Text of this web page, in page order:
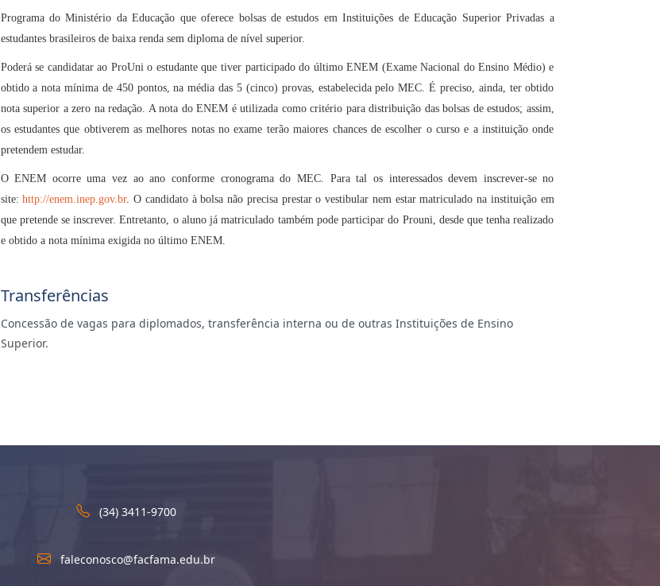
Programa do Ministério da Educação que oferece bolsas de estudos em Instituições de Educação Superior Privadas a
estudantes brasileiros de baixa renda sem diploma de nível superior.
Poderá se candidatar ao ProUni o estudante que tiver participado do último ENEM (Exame Nacional do Ensino Médio) e
obtido a nota mínima de 450 pontos, na média das 5 (cinco) provas, estabelecida pelo MEC. É preciso, ainda, ter obtido
nota superior a zero na redação. A nota do ENEM é utilizada como critério para distribuição das bolsas de estudos; assim,
os estudantes que obtiverem as melhores notas no exame terão maiores chances de escolher o curso e a instituição onde
pretendem estudar.
O ENEM ocorre uma vez ao ano conforme cronograma do MEC. Para tal os interessados devem inscrever-se no
site:http://enem.inep.gov.br. O candidato à bolsa não precisa prestar o vestibular nem estar matriculado na instituição em
que pretende se inscrever. Entretanto, o aluno já matriculado também pode participar do Prouni, desde que tenha realizado
e obtido a nota mínima exigida no último ENEM.
Transferências
Concessão de vagas para diplomados, transferência interna ou de outras Instituições de Ensino
Superior.
(34) 3411-9700
faleconosco@facfama.edu.br